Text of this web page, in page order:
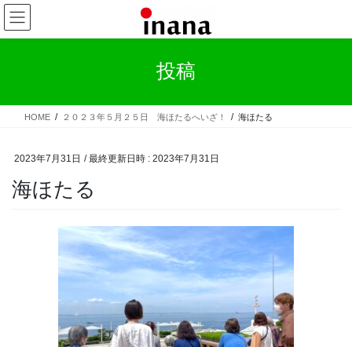
コ
ン
テ
ス
ナ
ビ
ゲ
ン
投稿
HOME ２０２３年５月２５日 海ほたるへいざ！ 海ほたる
2023年7月31日 / 最終更新日時 : 2023年7月31日
海ほたる